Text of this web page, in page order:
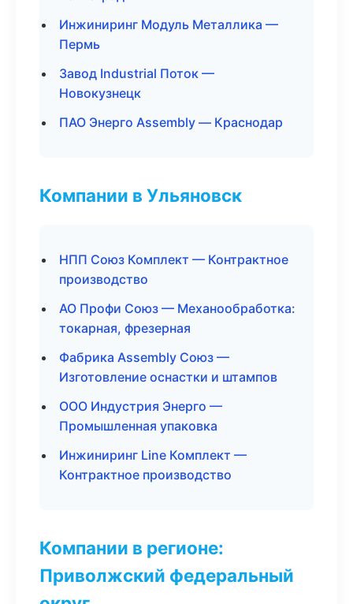
Инжиниринг Модуль Металлика —
Пермь
Завод Industrial Поток —
Новокузнецк
ПАО Энерго Assembly — Краснодар
Компании в Ульяновск
НПП Союз Комплект — Контрактное
производство
АО Профи Союз — Механообработка:
токарная, фрезерная
Фабрика Assembly Союз —
Изготовление оснастки и штампов
ООО Индустрия Энерго —
Промышленная упаковка
Инжиниринг Line Комплект —
Контрактное производство
Компании в регионе:
Приволжский федеральный